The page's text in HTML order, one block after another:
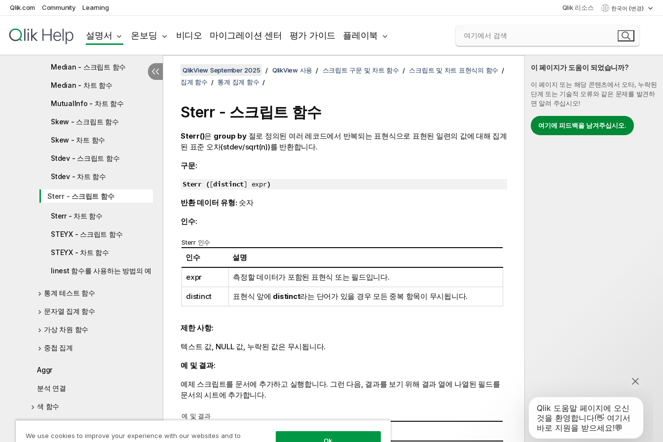
Qlik.com Community Learning Qlik 리소스 한국어 (변경)
설명서 온보딩 비디오 마이그레이션 센터 평가 가이드 플레이북
수
Median - 스크립트 함수
Median - 차트 함수
MutualInfo - 차트 함수
Skew - 스크립트 함수
Skew - 차트 함수
Stdev - 스크립트 함수
Stdev - 차트 함수
Sterr - 스크립트 함수
Sterr - 차트 함수
STEYX - 스크립트 함수
STEYX - 차트 함수
linest 함수를 사용하는 방법의 예
통계 테스트 함수
문자열 집계 함수
가상 차원 함수
중첩 집계
Aggr
분석 연결
색 함수
이 페이지가 도움이 되었습니까?
이 페이지 또는 해당 콘텐츠에서 오타, 누락된
단계 또는 기술적 오류와 같은 문제를 발견하
면 알려 주십시오!
여기에 피드백을 남겨주십시오.
QlikView September 2025 QlikView 사용 스크립트 구문 및 차트 함수
스크립트 및 차트 표현식의 함수
집계 함수
통계 집계 함수
Sterr - 스크립트 함수
Sterr()은 group by절로 정의된 여러 레코드에서 반복되는 표현식으로 표현된 일련의 값에 대해 집계
된 표준 오차(stdev/sqrt(n))를 반환합니다.
구문:
Sterr ([distinct] expr)
반환 데이터 유형: 숫자
인수:
Sterr 인수
인수 설명
expr 측정할 데이터가 포함된 표현식 또는 필드입니다.
distinct 표현식 앞에 distinct라는 단어가 있을 경우 모든 중복 항목이 무시됩니다.
제한 사항:
텍스트 값, NULL값, 누락된 값은 무시됩니다.
예 및 결과:
예제 스크립트를 문서에 추가하고 실행합니다. 그런 다음, 결과를 보기 위해 결과 열에 나열된 필드를
문서의 시트에 추가합니다.
예 및 결과
결과
We use cookies to improve your experience with our websites and to